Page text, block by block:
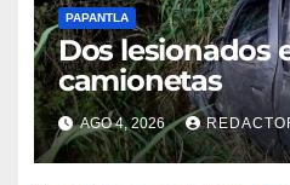
PAPANTLA
Dos lesionados
camionetas
AGO 4, 2026